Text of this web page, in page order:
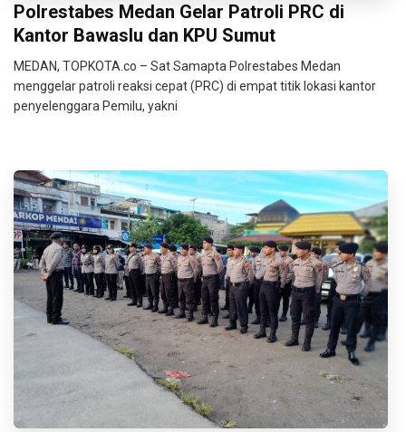
Polrestabes Medan Gelar Patroli PRC di
Kantor Bawaslu dan KPU Sumut
MEDAN, TOPKOTA.co – Sat Samapta Polrestabes Medan
menggelar patroli reaksi cepat (PRC) di empat titik lokasi kantor
penyelenggara Pemilu, yakni